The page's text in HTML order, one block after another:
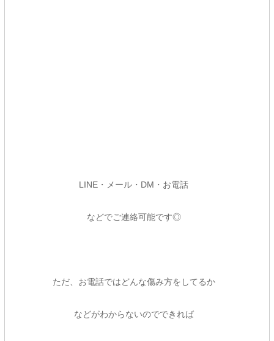
LINE・メール・DM・お電話
などでご連絡可能です◎
ただ、お電話ではどんな傷み方をしてるか
などがわからないのでできれば